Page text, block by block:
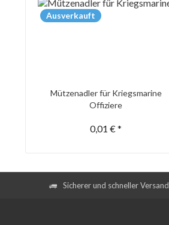
Ausverkauft
Mützenadler für Kriegsmarine
Offiziere
0,01 € *
Sicherer und schneller Versand